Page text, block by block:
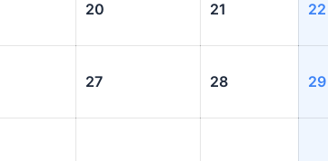
20 21 22
27 28 29